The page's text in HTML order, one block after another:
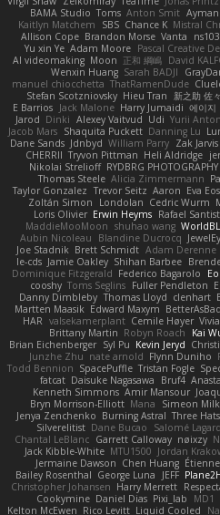
BAMA Studio Toms Anton Smit
Kaitlyn Matchem
SBS Chance K Mistral
Allison Cope Brandon Morse Vanta ns103
Yu xin Ye Adam Moore Pascal Creative
AI videomaking Moon 正和 綱嶋 David
Wenxin Huang Sarah BADJI
manuel chiocchetta ThatRamenDude
Stefan Scotzniovsky Hieu Tran 新之助 佐
E Barrios Jack Malone Harry Jumaidi 에이지
Jarod Dinki Alexey Vaitvud Udi Yurii
Jacob Mars Shaquita Puckett Danning Lu
Dane Sands Jdnbyd William Parry Zak Jarvis
CHERRII Tryvon Pittman Heli Aldridge
Nikolai Strelioff RYDBRG PHOTOGRAPHY
Thomas Steele Alicia Zimmermann
Taylor Gonzalez Trevor Seitz Aaron Eva
Zoltán Simon
Londolan Cedric Wurm
Loris Olivier Erwin Heyms Rafael
MaddieMooMoon shuhao wang
Aubin Nicoleau
Blandine Ducrocq
Joe Stadnik Brett Schmidt Adam Derenne
le-cds Jamie Oakley Shihan Barbee
Dominique Fitzgerald Federico Bagarolo
cooshy Toms Seglins Fuller Pendleton
Danny Dimbleby Thomas Lloyd clenhart
Martten Maasik Edward Maxym BetterAsBad
HAR valsekamerplant Cemile Høyer
Brittany Martin Robyn Roach Kai
Brian Eichenberger Syl Pu Kevin Jeryd
Junzhe Zhu nate arnold Flynn Duniho
Todd Bennion SpacePuffle Tristan Fogle
fatcat Daisuke Nagasawa Bruf4
Kenneth Simmons Amir Mansour
Bryn Morrison-Elliott Mana Simeon
Jenya Zenchenko Burning Astral Three Hats
Silverelitist Dane Bucao Salomé
Chantal LeBlanc Garrett Calloway nøixzy
Jack Kibble-White MTU1500 Jordan
Jermaine Dawson Chen Huang
Bailey Rosenthal George Luna JEFF
Christopher Johansen Harry Merrett
Cookymine Daniel Dias Pixi_lab MD1
Kelton McEwen Rico Levitt Liquid Cooled